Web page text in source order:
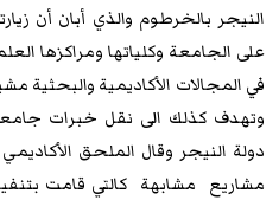
النيجر بالخرطوم والذي أبان أن
على الجامعة وكلياتها ومراكزها
في المجالات الأكاديمية والبحثية
وتهدف كذلك الى نقل خبرات
دولة النيجر وقال الملحق
مشاريع مشابهة كالتي قامت